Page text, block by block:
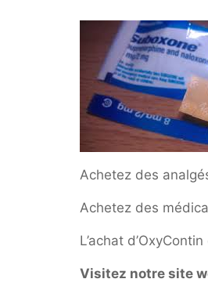
Achetez des
Achetez des
L’achat
Visitez notre site